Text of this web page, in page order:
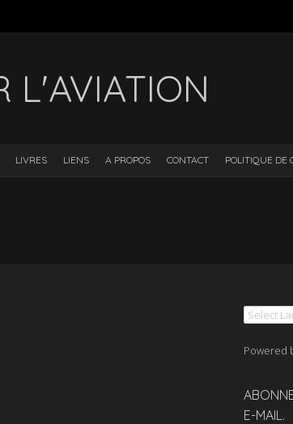
L'AVIATION
LIVRES LIENS A PROPOS CONTACT POLITIQUE DE
Powered
E-MAIL.